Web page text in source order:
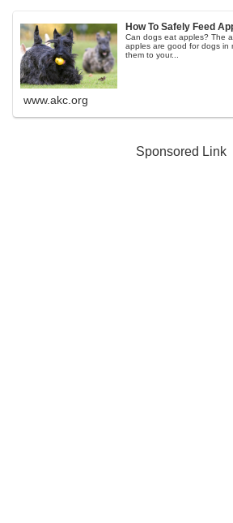
How To Safely Feed
Can dogs eat apples? The
apples are good for dogs in
them to your...
www.akc.org
Sponsored Link